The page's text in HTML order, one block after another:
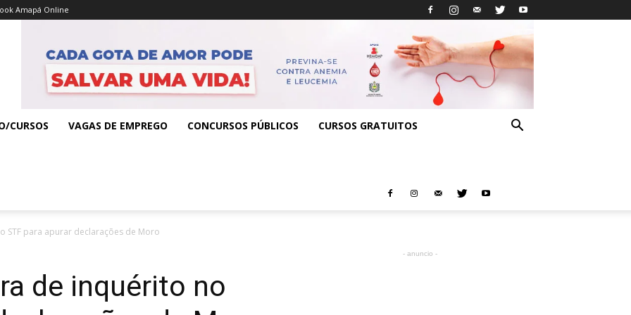
Amapá Online
CURSOS VAGAS DE EMPREGO CONCURSOS PÚBLICOS CURSOS GRATUITOS
STF para apurar declarações de Moro
de inquérito no
- anuncio -